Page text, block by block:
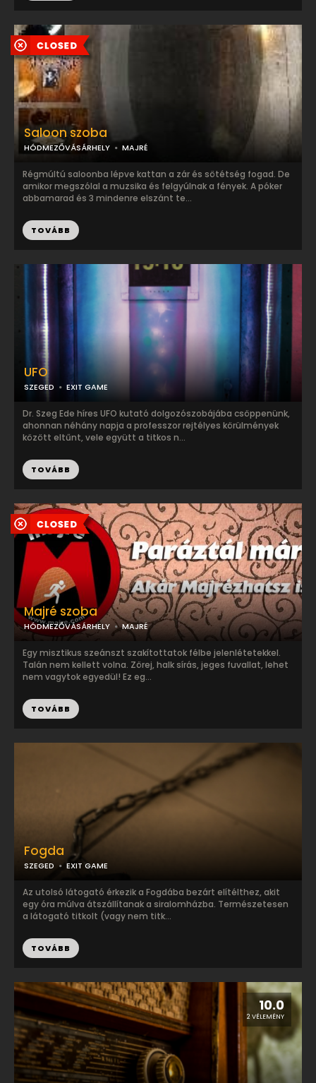
Saloon szoba
HÓDMEZŐVÁSÁRHELY MAJRÉ
Régmúltú saloonba lépve kattan a zár és sötétség fogad. De
amikor megszólal a muzsika és felgyúlnak a fények. A póker
abbamarad és 3 mindenre elszánt te...
TOVÁBB
Majré szoba
HÓDMEZŐVÁSÁRHELY MAJRÉ
Egy misztikus szeánszt szakítottatok félbe jelenlétetekkel.
Talán nem kellett volna. Zörej, halk sírás, jeges fuvallat, lehet
nem vagytok egyedül! Ez eg...
TOVÁBB
10.0
2 VÉLEMÉNY
UFO
SZEGED EXIT GAME
Dr. Szeg Ede híres UFO kutató dolgozószobájába csöppenünk,
ahonnan néhány napja a professzor rejtélyes körülmények
között eltűnt, vele együtt a titkos n...
TOVÁBB
Fogda
SZEGED EXIT GAME
Az utolsó látogató érkezik a Fogdába bezárt elítélthez, akit
egy óra múlva átszállítanak a siralomházba. Természetesen
a látogató titkolt (vagy nem titk...
TOVÁBB